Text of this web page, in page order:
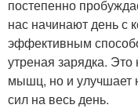
постепенно
нас начинают день с
эффективным
утреная зарядка. Это
мышц, но и улучшает
сил на весь день.